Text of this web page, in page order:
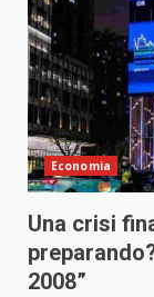
Economia
Una crisi
2008”